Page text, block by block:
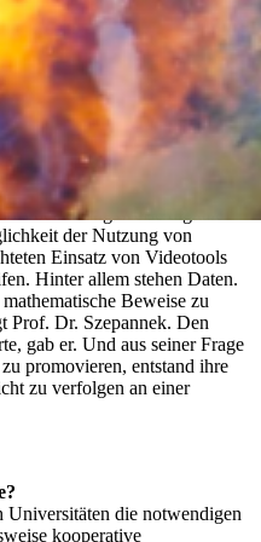
der Region zu Gute –
mit dem Kundenkreis
Daten bis hin zur
Unterstützung.
hochschulweit stattfand, hat
beziehungsweise digitale
der Nutzung von
Einsatz von Videotools
Hinter allem stehen Daten.
Beweise zu
Prof. Dr. Szepannek. Den
gab er. Und aus seiner Frage
promovieren, entstand ihre
zu verfolgen an einer
Universitäten die notwendigen
kooperative